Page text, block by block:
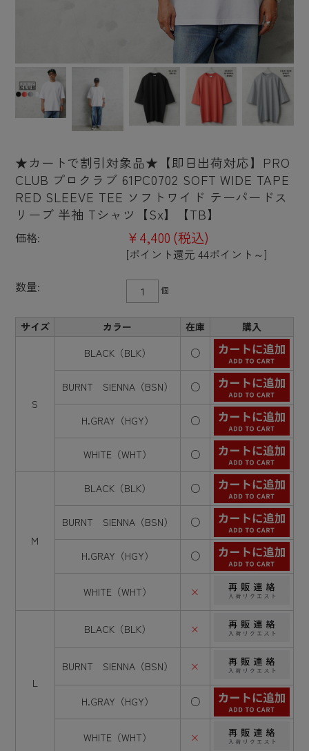
★カートで割引対象品★【即日出荷対応】PRO
CLUB プロクラブ 61PC0702 SOFT WIDE TAPE
RED SLEEVE TEE ソフトワイド テーパードス
リーブ 半袖 Tシャツ【Sx】【TB】
価格: ¥4,400 (税込)
[ポイント還元 44ポイント～]
数量:
個
サイズ カラー 在庫 購入
S
BLACK（BLK） ○
BURNT SIENNA（BSN） ○
H.GRAY（HGY） ○
WHITE（WHT） ○
M
BLACK（BLK） ○
BURNT SIENNA（BSN） ○
H.GRAY（HGY） ○
WHITE（WHT） ×
L
BLACK（BLK） ×
BURNT SIENNA（BSN） ×
H.GRAY（HGY） ○
WHITE（WHT） ×